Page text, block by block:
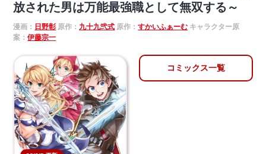
放された男は万能最強職として無双する～
漫画： 日野彰 原作： 九十九弐式 原作：すかいふぁーむ キャラクター原
案：伊藤宗一
コミックス一覧